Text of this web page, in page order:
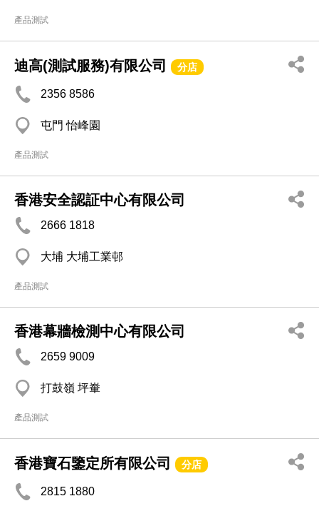
產品測試
迪高(測試服務)有限公司 分店
2356 8586
屯門 怡峰園
產品測試
香港安全認証中心有限公司
2666 1818
大埔 大埔工業邨
產品測試
香港幕牆檢測中心有限公司
2659 9009
打鼓嶺 坪輋
產品測試
香港寶石鑒定所有限公司 分店
2815 1880